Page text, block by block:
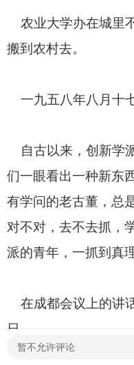
农业大学办在城里
搬到农村去。
一九五八年八月
自古以来，创新学
们一眼看出一种新东
有学问的老古董，总
对不对，去不去抓，
派的青年，一抓到真
在成都会议上的讲
日。
暂不允许评论